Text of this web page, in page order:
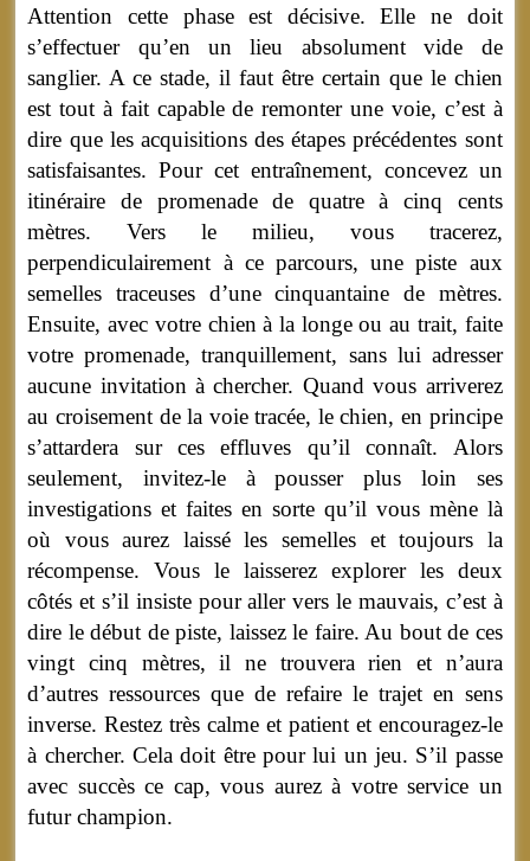
Attention cette phase est décisive. Elle ne doit
s’effectuer qu’en un lieu absolument vide de
sanglier. A ce stade, il faut être certain que le chien
est tout à fait capable de remonter une voie, c’est à
dire que les acquisitions des étapes précédentes sont
satisfaisantes. Pour cet entraînement, concevez un
itinéraire de promenade de quatre à cinq cents
mètres. Vers le milieu, vous tracerez,
perpendiculairement à ce parcours, une piste aux
semelles traceuses d’une cinquantaine de mètres.
Ensuite, avec votre chien à la longe ou au trait, faite
votre promenade, tranquillement, sans lui adresser
aucune invitation à chercher. Quand vous arriverez
au croisement de la voie tracée, le chien, en principe
s’attardera sur ces effluves qu’il connaît. Alors
seulement, invitez-le à pousser plus loin ses
investigations et faites en sorte qu’il vous mène là
où vous aurez laissé les semelles et toujours la
récompense. Vous le laisserez explorer les deux
côtés et s’il insiste pour aller vers le mauvais, c’est à
dire le début de piste, laissez le faire. Au bout de ces
vingt cinq mètres, il ne trouvera rien et n’aura
d’autres ressources que de refaire le trajet en sens
inverse. Restez très calme et patient et encouragez-le
à chercher. Cela doit être pour lui un jeu. S’il passe
avec succès ce cap, vous aurez à votre service un
futur champion.